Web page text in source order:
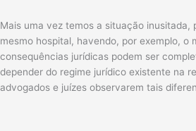
Mais uma vez temos a situação inusitada,
mesmo hospital, havendo, por exemplo, o
consequências jurídicas podem ser
depender do regime jurídico existente na
advogados e juízes observarem tais